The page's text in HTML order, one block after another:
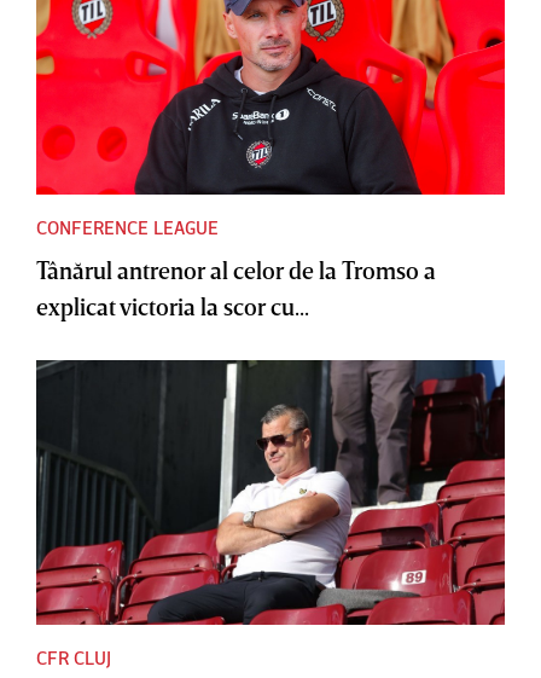
CONFERENCE LEAGUE
Tânărul antrenor al celor de la Tromso a
explicat victoria la scor cu...
CFR CLUJ